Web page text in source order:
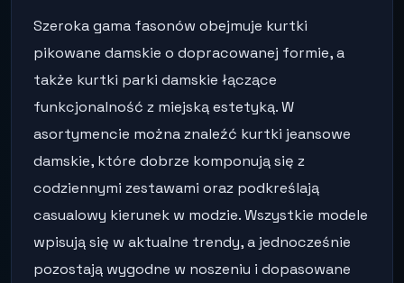
Szeroka gama fasonów obejmuje kurtki
pikowane damskie o dopracowanej formie, a
także kurtki parki damskie łączące
funkcjonalność z miejską estetyką. W
asortymencie można znaleźć kurtki jeansowe
damskie, które dobrze komponują się z
codziennymi zestawami oraz podkreślają
casualowy kierunek w modzie. Wszystkie modele
wpisują się w aktualne trendy, a jednocześnie
pozostają wygodne w noszeniu i dopasowane